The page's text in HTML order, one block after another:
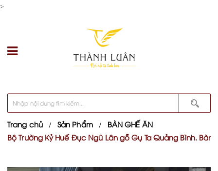
>
Trang chủ Sản Phẩm
BÀN GHẾ ĂN
Bộ Trường Kỷ Huế Đục Ngũ Lân gỗ Gụ Ta Quảng Bình. Bàn